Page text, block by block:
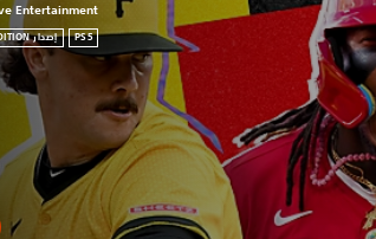
Entertainment
PS5 إصدار STANDARD EDITION